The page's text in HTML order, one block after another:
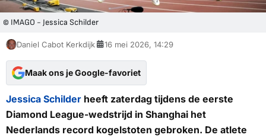
© IMAGO - Jessica Schilder
Daniel Cabot Kerkdijk 16 mei 2026, 14:29
Maak ons je Google-favoriet
Jessica Schilder heeft zaterdag tijdens de eerste
Diamond League-wedstrijd in Shanghai het
Nederlands record kogelstoten gebroken. De atlete